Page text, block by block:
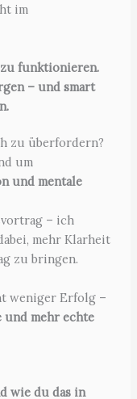
im
funktionieren.
– und smart
zu überfordern?
um
und mentale
– ich
mehr Klarheit
zu bringen.
weniger Erfolg –
und mehr echte
wie du das in